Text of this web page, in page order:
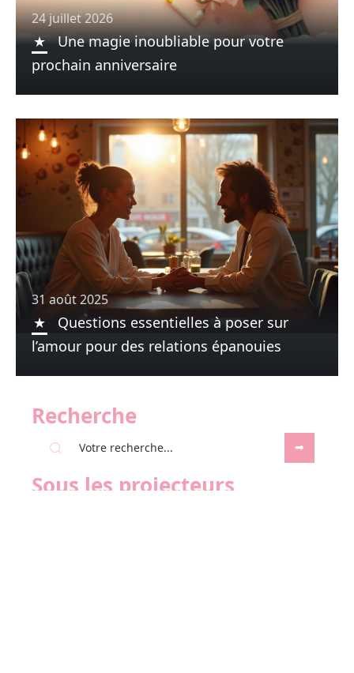
24 juillet 2026
Une magie inoubliable pour votre
prochain anniversaire
31 août 2025
Questions essentielles à poser sur
l’amour pour des relations épanouies
Recherche
Sous les projecteurs